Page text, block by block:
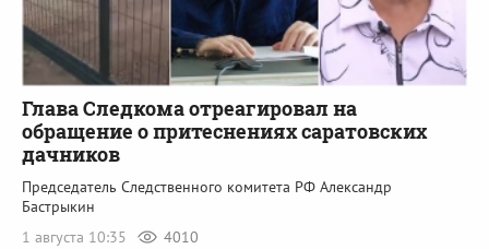
Глава Следкома отреагировал на
обращение о притеснениях саратовских
дачников
Председатель Следственного комитета РФ Александр
Бастрыкин
1 августа 10:35
4010